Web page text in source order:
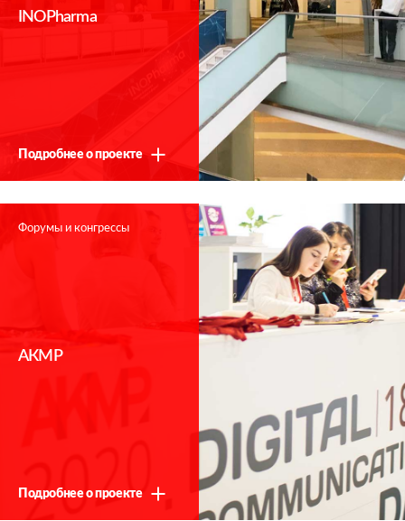
INOPharma
Подробнее о проекте
Форумы и конгрессы
АКМР
Подробнее о проекте